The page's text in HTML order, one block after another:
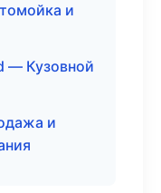
и
— Кузовной
и